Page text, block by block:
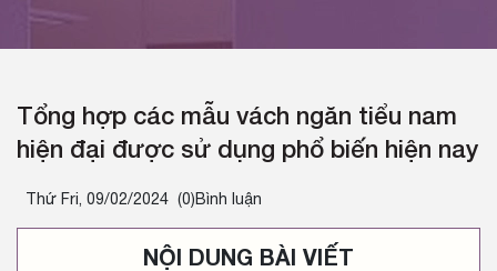
Tổng hợp các mẫu vách ngăn tiểu nam
hiện đại được sử dụng phổ biến hiện nay
Thứ Fri, 09/02/2024 (0)Bình luận
NỘI DUNG BÀI VIẾT